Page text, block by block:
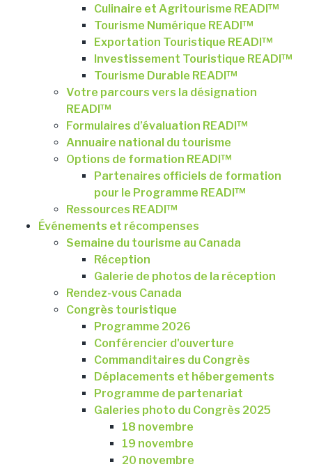
Culinaire et Agritourisme READI™
Tourisme Numérique READI™
Exportation Touristique READI™
Investissement Touristique READI™
Tourisme Durable READI™
Votre parcours vers la désignation
READI™
Formulaires d’évaluation READI™
Annuaire national du tourisme
Options de formation READI™
Partenaires officiels de formation
pour le Programme READI™
Ressources READI™
Événements et récompenses
Semaine du tourisme au Canada
Réception
Galerie de photos de la réception
Rendez-vous Canada
Congrès touristique
Programme 2026
Conférencier d'ouverture
Commanditaires du Congrès
Déplacements et hébergements
Programme de partenariat
Galeries photo du Congrès 2025
18 novembre
19 novembre
20 novembre